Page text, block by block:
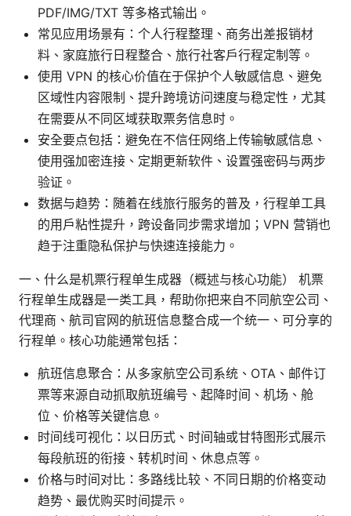
PDF/IMG/TXT 等多格式输出。
常见应用场景有：个人行程整理、商务出差报销材
料、家庭旅行日程整合、旅行社客户行程定制等。
使用 VPN 的核心价值在于保护个人敏感信息、避免
区域性内容限制、提升跨境访问速度与稳定性，尤其
在需要从不同区域获取票务信息时。
安全要点包括：避免在不信任网络上传输敏感信息、
使用强加密连接、定期更新软件、设置强密码与两步
验证。
数据与趋势：随着在线旅行服务的普及，行程单工具
的用户粘性提升，跨设备同步需求增加；VPN 营销也
趋于注重隐私保护与快速连接能力。
一、什么是机票行程单生成器（概述与核心功能） 机票
行程单生成器是一类工具，帮助你把来自不同航空公司、
代理商、航司官网的航班信息整合成一个统一、可分享的
行程单。核心功能通常包括：
航班信息聚合：从多家航空公司系统、OTA、邮件订
票等来源自动抓取航班编号、起降时间、机场、舱
位、价格等关键信息。
时间线可视化：以日历式、时间轴或甘特图形式展示
每段航班的衔接、转机时间、休息点等。
价格与时间对比：多路线比较、不同日期的价格变动
趋势、最优购买时间提示。